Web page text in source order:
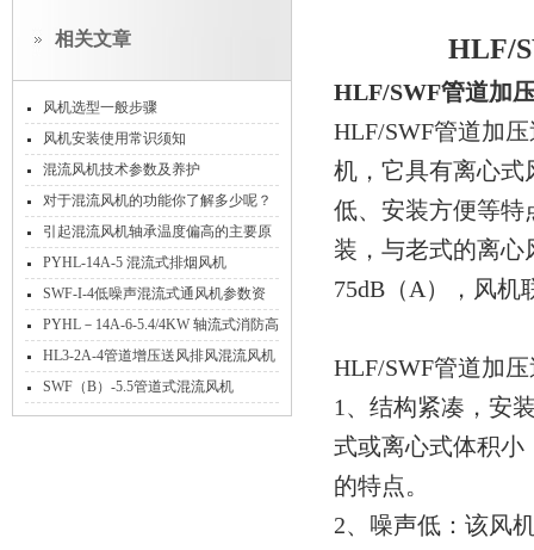
相关文章
风机选型一般步骤
风机安装使用常识须知
混流风机技术参数及养护
对于混流风机的功能你了解多少呢？
引起混流风机轴承温度偏高的主要原
因有哪些？
PYHL-14A-5 混流式排烟风机
SWF-I-4低噪声混流式通风机参数资
料
PYHL－14A-6-5.4/4KW 轴流式消防高
温排烟混流风机
HL3-2A-4管道增压送风排风混流风机
可消音
SWF（B）-5.5管道式混流风机
HLF/
HLF/SWF管道加
HLF/SWF管道加
机，它具有离心式
低、安装方便等特
装，与老式的离心
75dB（A），风机
HLF/SWF管道加
1、结构紧凑，安
式或离心式体积小
的特点。
2、噪声低：该风